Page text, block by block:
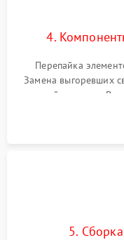
4.
Перепайка
Замена выгоревших
хрупкой матрицы.
прошивка
5.